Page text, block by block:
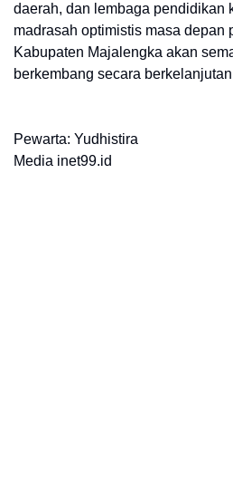
daerah, dan lembaga pendidikan
madrasah optimistis masa depan
Kabupaten Majalengka akan
berkembang secara
Pewarta: Yudhistira
Media inet99.id